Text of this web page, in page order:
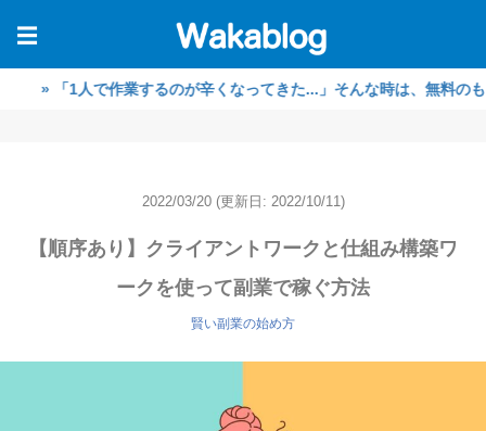
☰
人で作業するのが辛くなってきた...」そんな時は、無料のもくもく
2022/03/20 (更新日: 2022/10/11)
【順序あり】クライアントワークと仕組み構築ワ
ークを使って副業で稼ぐ方法
賢い副業の始め方